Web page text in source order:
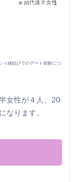
ィ縁結びでのデート経験につ
女性が４人、20
なります。